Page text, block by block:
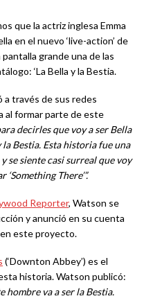
que la actriz inglesa Emma
en el nuevo ‘live-action’ de
grande una de las
‘La Bella y la Bestia.
a través de sus redes
al formar parte de este
decirles que voy a ser Bella
la Bestia. Esta historia fue una
se siente casi surreal que voy
There’”.
Reporter, Watson se
y anunció en su cuenta
este proyecto.
(‘Downton Abbey’) es el
historia. Watson publicó:
hombre va a ser la Bestia.